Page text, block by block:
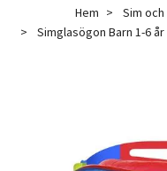
Hem Sim och
Simglasögon Barn 1-6 år